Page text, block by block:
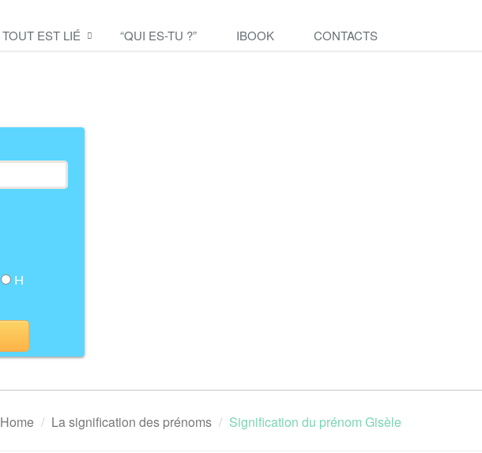
TOUT EST LIÉ “QUI ES-TU ?” IBOOK CONTACTS
H
Home La signification des prénoms Signification du prénom Gisèle